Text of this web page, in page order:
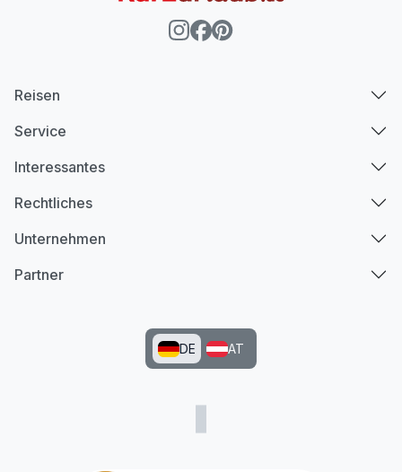
Reisen
Service
Interessantes
Rechtliches
Unternehmen
Partner
DE AT